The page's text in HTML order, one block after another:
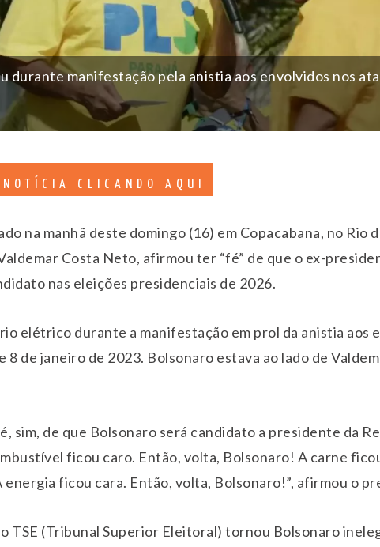
durante manifestação pela anistia aos envolvidos nos
CLICANDO AQUI
na manhã deste domingo (16) em Copacabana, no Rio
Costa Neto, afirmou ter “fé” de que o ex-
nas eleições presidenciais de 2026.
elétrico durante a manifestação em prol da anistia aos
8 de janeiro de 2023. Bolsonaro estava ao lado de
sim, de que Bolsonaro será candidato a presidente da
ficou caro. Então, volta, Bolsonaro! A carne
ficou cara. Então, volta, Bolsonaro!”, afirmou o
o TSE (Tribunal Superior Eleitoral) tornou Bolsonaro